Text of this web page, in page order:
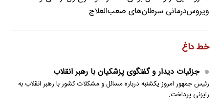
ویروس‌درمانی سرطان‌های صعب‌العلاج
خط داغ
جزئیات دیدار و گفتگوی پزشکیان با رهبر انقلاب
رئیس جمهور امروز یکشنبه درباره مسائل و مشکلات کشور با رهبر انقلاب به
رایزنی پرداخت.